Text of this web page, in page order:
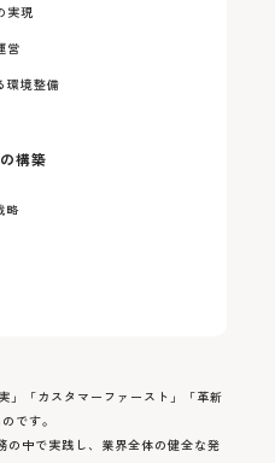
実現
営
環境整備
構築
略
」「カスタマーファースト」「革新
です。
の中で実践し、業界全体の健全な発